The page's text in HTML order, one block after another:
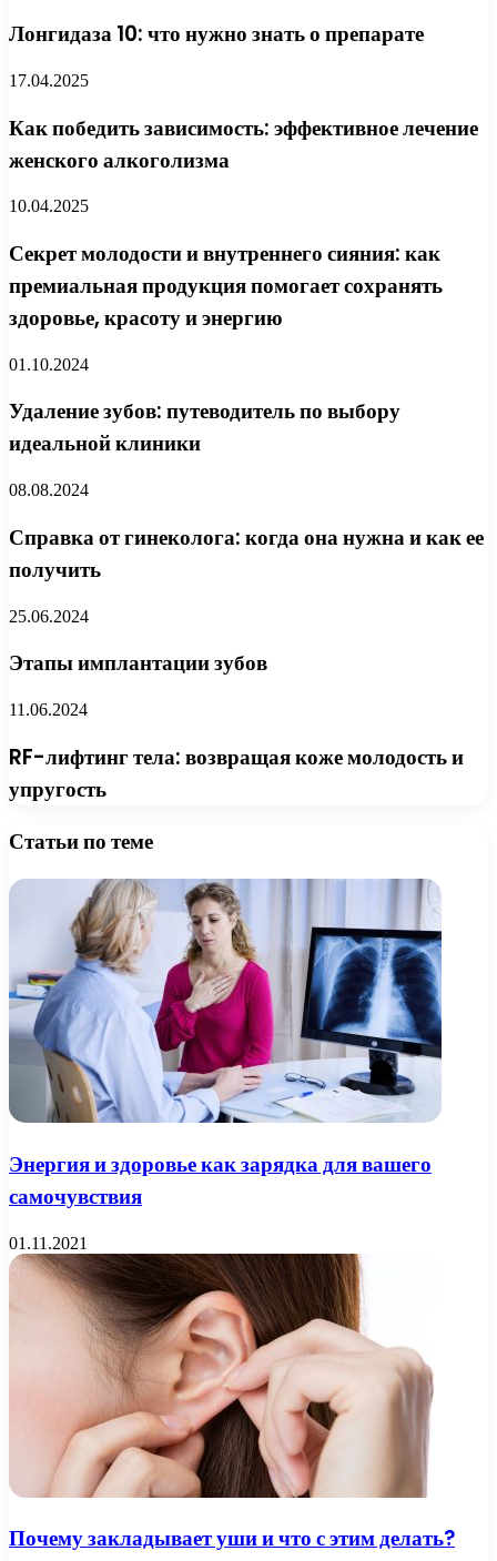
Лонгидаза 10: что нужно знать о препарате
17.04.2025
Как победить зависимость: эффективное лечение
женского алкоголизма
10.04.2025
Секрет молодости и внутреннего сияния: как
премиальная продукция помогает сохранять
здоровье, красоту и энергию
01.10.2024
Удаление зубов: путеводитель по выбору
идеальной клиники
08.08.2024
Справка от гинеколога: когда она нужна и как ее
получить
25.06.2024
Этапы имплантации зубов
11.06.2024
RF-лифтинг тела: возвращая коже молодость и
упругость
Статьи по теме
Энергия и здоровье как зарядка для вашего
самочувствия
01.11.2021
Почему закладывает уши и что с этим делать?